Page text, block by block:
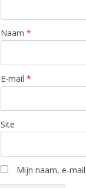
Naam *
E-mail *
Site
Mijn naam, e-